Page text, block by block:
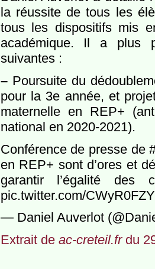
la réussite de tous les
tous les dispositifs mis
académique. Il a plus
suivantes :
–Poursuite du
pour la 3e année, et
maternelle en REP+
national en 2020-2021).
Conférence de presse de
en REP+ sont d’ores et
garantir l’égalité des
pic.twitter.com/
— Daniel Auverlot
Extrait de ac-creteil.frdu